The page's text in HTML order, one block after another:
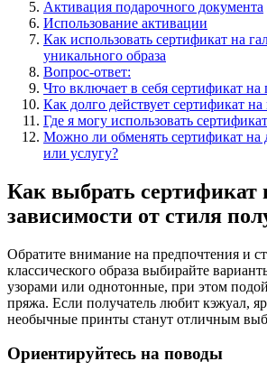
Активация подарочного документа
Использование активации
Как использовать сертификат на
уникального образа
Вопрос-ответ:
Что включает в себя сертификат на
Как долго действует сертификат на
Где я могу использовать
Можно ли обменять сертификат
или услугу?
Как выбрать сертификат
зависимости от стиля
Обратите внимание на предпочтения и
классического образа выбирайте
узорами или однотонные, при этом
пряжа. Если получатель любит кэжуал,
необычные принты станут отличным
Ориентируйтесь на поводы